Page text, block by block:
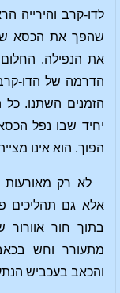
לדו-קרב והירייה
שהפך את הכסא
את הנפילה.
הדרמה של הדו-
הזמנים השתנו.
יחיד שבו נפל
הפוך. הוא אינו
לא רק מאורעות
אלא גם תהליכים
בתוך חור אוורור
מתעורר וחש
והכאב בעכביש